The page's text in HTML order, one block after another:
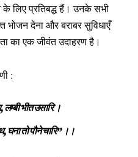
के लिए प्रतिबद्ध हैं। उनके सभी
भोजन देना और बराबर सुविधाएँ
का एक जीवंत उदाहरण है।
:
लम्बी भीत उसारि ।
घना तो पौने चारि” ।।